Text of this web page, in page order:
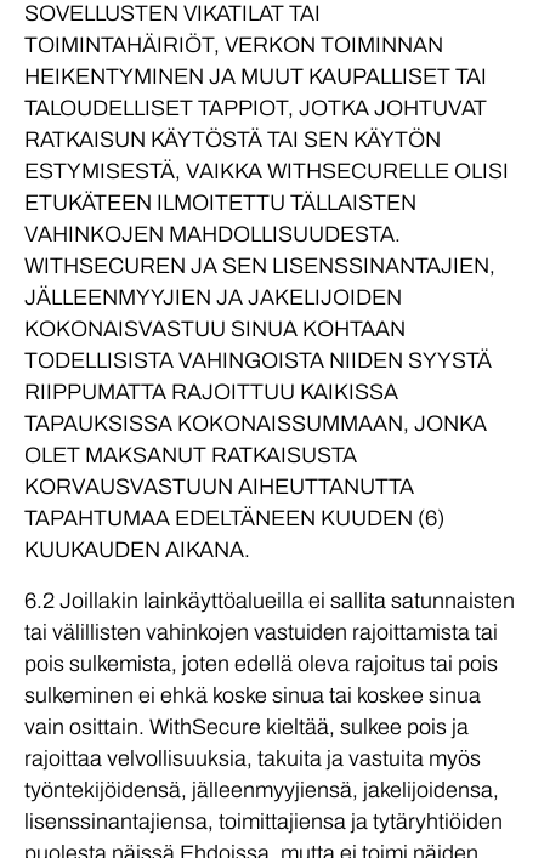
SOVELLUSTEN VIKATILAT TAI
TOIMINTAHÄIRIÖT, VERKON TOIMINNAN
HEIKENTYMINEN JA MUUT KAUPALLISET TAI
TALOUDELLISET TAPPIOT, JOTKA JOHTUVAT
RATKAISUN KÄYTÖSTÄ TAI SEN KÄYTÖN
ESTYMISESTÄ, VAIKKA WITHSECURELLE OLISI
ETUKÄTEEN ILMOITETTU TÄLLAISTEN
VAHINKOJEN MAHDOLLISUUDESTA.
WITHSECUREN JA SEN LISENSSINANTAJIEN,
JÄLLEENMYYJIEN JA JAKELIJOIDEN
KOKONAISVASTUU SINUA KOHTAAN
TODELLISISTA VAHINGOISTA NIIDEN SYYSTÄ
RIIPPUMATTA RAJOITTUU KAIKISSA
TAPAUKSISSA KOKONAISSUMMAAN, JONKA
OLET MAKSANUT RATKAISUSTA
KORVAUSVASTUUN AIHEUTTANUTTA
TAPAHTUMAA EDELTÄNEEN KUUDEN (6)
KUUKAUDEN AIKANA.
6.2 Joillakin lainkäyttöalueilla ei sallita satunnaisten
tai välillisten vahinkojen vastuiden rajoittamista tai
pois sulkemista, joten edellä oleva rajoitus tai pois
sulkeminen ei ehkä koske sinua tai koskee sinua
vain osittain. WithSecure kieltää, sulkee pois ja
rajoittaa velvollisuuksia, takuita ja vastuita myös
työntekijöidensä, jälleenmyyjiensä, jakelijoidensa,
lisenssinantajiensa, toimittajiensa ja tytäryhtiöiden
puolesta näissä Ehdoissa, mutta ei toimi näiden